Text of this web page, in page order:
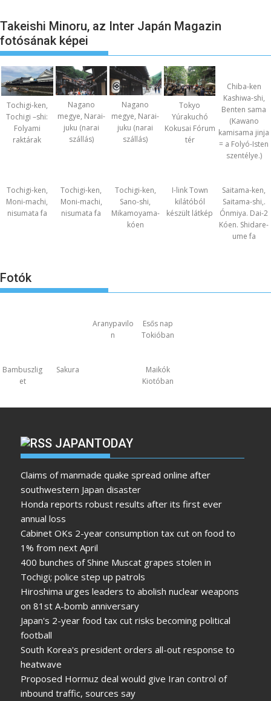
Takeishi Minoru, az Inter Japán Magazin
fotósának képei
Tochigi-ken,
Tochigi –shi:
Folyami
raktárak
Nagano
megye, Narai-
juku (narai
szállás)
Nagano
megye, Narai-
juku (narai
szállás)
Tokyo
Yúrakuchó
Kokusai Fórum
tér
Chiba-ken
Kashiwa-shi,
Benten sama
(Kawano
kamisama jinja
= a Folyó-Isten
szentélye.)
Tochigi-ken,
Moni-machi,
nisumata fa
Tochigi-ken,
Moni-machi,
nisumata fa
Tochigi-ken,
Sano-shi,
Mikamoyama-
kóen
I-link Town
kilátóból
készült látkép
Saitama-ken,
Saitama-shi,.
Ónmiya. Dai-2
Kóen. Shidare-
ume fa
Fotók
Aranypavilo
n
Esős nap
Tokióban
Bambuszlig
et
Sakura
Maikók
Kiotóban
JAPANTODAY
Claims of manmade quake spread online after
southwestern Japan disaster
Honda reports robust results after its first ever
annual loss
Cabinet OKs 2-year consumption tax cut on food to
1% from next April
400 bunches of Shine Muscat grapes stolen in
Tochigi; police step up patrols
Hiroshima urges leaders to abolish nuclear weapons
on 81st A-bomb anniversary
Japan's 2-year food tax cut risks becoming political
football
South Korea's president orders all-out response to
heatwave
Proposed Hormuz deal would give Iran control of
inbound traffic, sources say